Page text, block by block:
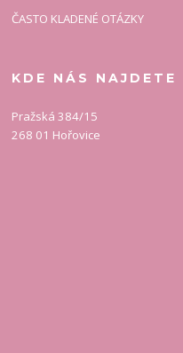
ČASTO KLADENÉ OTÁZKY
KDE NÁS NAJDETE
Pražská 384/15
268 01 Hořovice